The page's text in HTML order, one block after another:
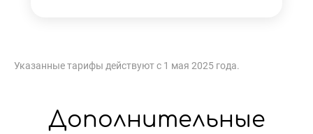
Указанные тарифы действуют с 1 мая 2025 года.
Дополнительные